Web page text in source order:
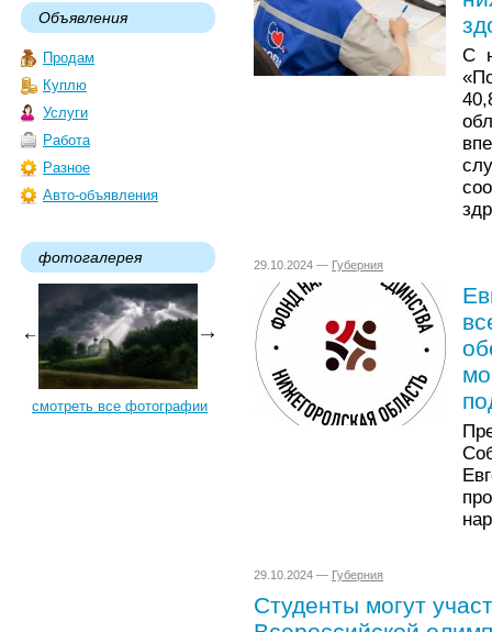
Объявления
Продам
Куплю
Услуги
Работа
Разное
Авто-объявления
фотогалерея
смотреть все фотографии
С
29.10.2024 — Губерния
29.10.2024 — Губерния
Студенты могут